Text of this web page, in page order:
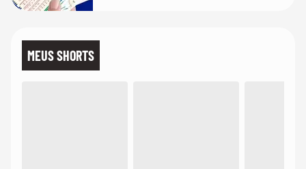
MEUS SHORTS